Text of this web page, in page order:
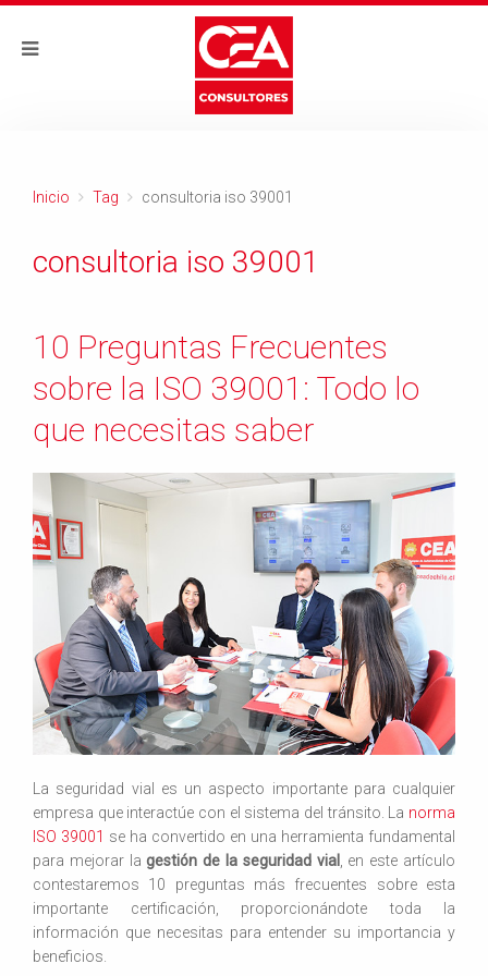
Inicio Tag consultoria iso 39001
consultoria iso 39001
10 Preguntas Frecuentes
sobre la ISO 39001: Todo lo
que necesitas saber
La seguridad vial es un aspecto importante para cualquier
empresa que interactúe con el sistema del tránsito. La norma
ISO 39001 se ha convertido en una herramienta fundamental
para mejorar lagestión de la seguridad vial
, en este artículo
contestaremos 10 preguntas más frecuentes sobre esta
importante certificación, proporcionándote toda la
información que necesitas para entender su importancia y
beneficios.